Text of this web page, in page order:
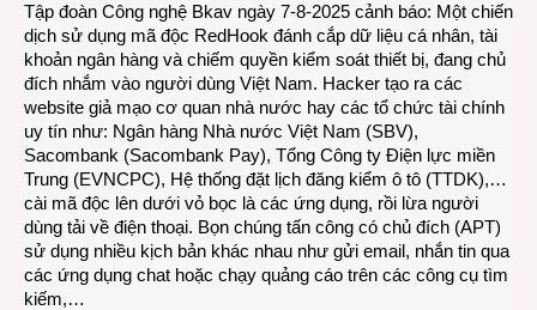
BÁO:
thoại
tại
đang
công
có
Tập đoàn Công nghệ Bkav ngày 7-8-2025 cảnh báo: Một chiến
dịch sử dụng mã độc RedHook đánh cắp dữ liệu cá nhân, tài
khoản ngân hàng và chiếm quyền kiểm soát thiết bị, đang chủ
đích nhắm vào người dùng Việt Nam. Hacker tạo ra các
website giả mạo cơ quan nhà nước hay các tổ chức tài chính
uy tín như: Ngân hàng Nhà nước Việt Nam (SBV),
Sacombank (Sacombank Pay), Tổng Công ty Điện lực miền
Trung (EVNCPC), Hệ thống đặt lịch đăng kiểm ô tô (TTDK),…
cài mã độc lên dưới vỏ bọc là các ứng dụng, rồi lừa người
dùng tải về điện thoại. Bọn chúng tấn công có chủ đích (APT)
sử dụng nhiều kịch bản khác nhau như gửi email, nhắn tin qua
các ứng dụng chat hoặc chạy quảng cáo trên các công cụ tìm
kiếm,…